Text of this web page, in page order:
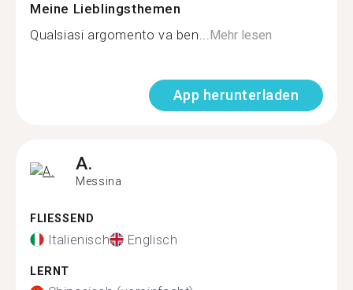
Meine Lieblingsthemen
Qualsiasi argomento va ben...Mehr lesen
App herunterladen
A.
Messina
FLIESSEND
Italienisch Englisch
LERNT